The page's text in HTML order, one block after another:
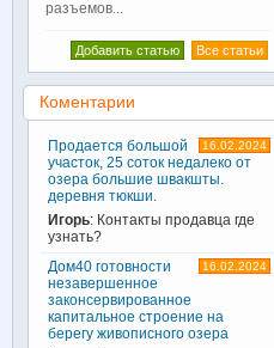
разъемов...
Все статьи
Добавить статью
Коментарии
16.02.2024
Продается большой
участок, 25 соток недалеко от
озера большие швакшты.
деревня тюкши.
Игорь: Контакты продавца где
узнать?
16.02.2024
Дом40 готовности
незавершенное
законсервированное
капитальное строение на
берегу живописного озера